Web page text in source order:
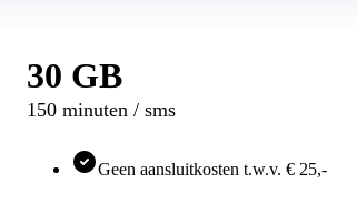
30 GB
150 minuten / sms
Geen aansluitkosten t.w.v. € 25,-